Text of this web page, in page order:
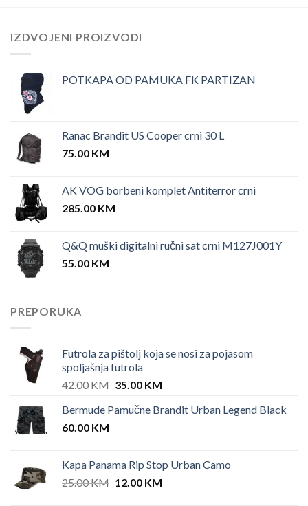
IZDVOJENI PROIZVODI
POTKAPA OD PAMUKA FK PARTIZAN
Ranac Brandit US Cooper crni 30 L
75.00 KM
AK VOG borbeni komplet Antiterror crni
285.00 KM
Q&Q muški digitalni ručni sat crni M127J001Y
55.00 KM
PREPORUKA
Futrola za pištolj koja se nosi za pojasom
spoljašnja futrola
42.00KM Original
was:
35.00 KMCurrent
is:
Bermude Pamučne Brandit Urban Legend Black
60.00 KM
Kapa Panama Rip Stop Urban Camo
25.00KM Original
12.00 KMCurrent